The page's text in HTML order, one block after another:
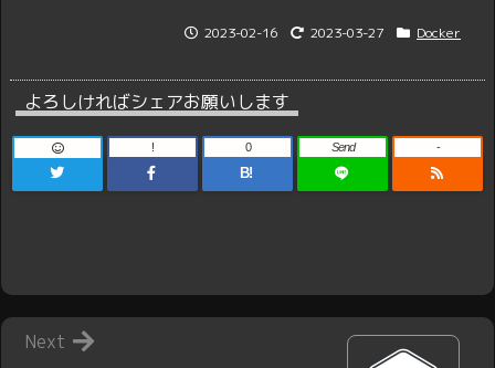
2023-02-16 2023-03-27 Docker
よろしければシェアお願いします
!
B!
0 Send -
Next